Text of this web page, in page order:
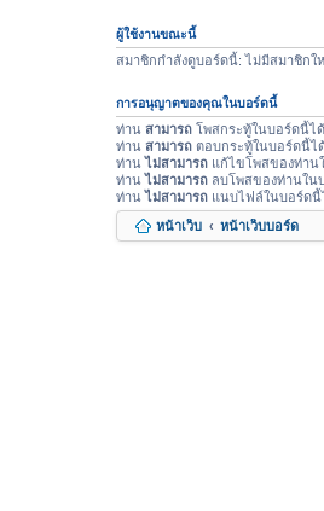
ผู้ใช้งานขณะนี้
สมาชิกกำลังดูบอร์ดนี้: ไม่มีสมาชิกใ
การอนุญาตของคุณในบอร์ดนี้
ท่าน สามารถ โพสกระทู้ในบอร์ดนี้ได้
ท่าน สามารถ ตอบกระทู้ในบอร์ดนี้ไ
ท่านไม่สามารถ แก้ไขโพสของท่าน
ท่านไม่สามารถ ลบโพสของท่านใน
ท่านไม่สามารถ แนบไฟล์ในบอร์ดนี้
หน้าเว็บ
หน้าเว็บบอร์ด